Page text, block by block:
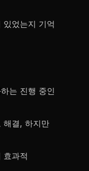
있었는지 기억
는 진행 중인
해결, 하지만
효과적